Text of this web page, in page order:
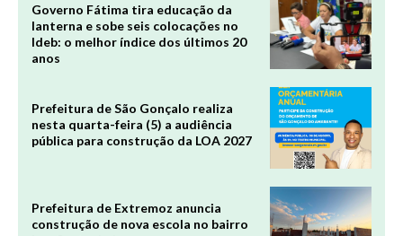
Governo Fátima tira educação da
lanterna e sobe seis colocações no
Ideb: o melhor índice dos últimos 20
anos
Prefeitura de São Gonçalo realiza
nesta quarta-feira (5) a audiência
pública para construção da LOA 2027
Prefeitura de Extremoz anuncia
construção de nova escola no bairro